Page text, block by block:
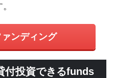
ンディング
付投資できるfunds